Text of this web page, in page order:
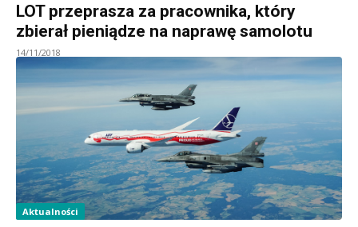
LOT przeprasza za pracownika, który
zbierał pieniądze na naprawę samolotu
14/11/2018
Aktualności